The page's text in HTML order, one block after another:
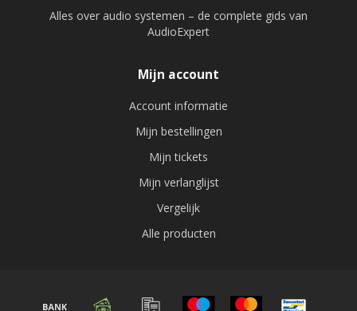
Alles over audio systemen – de complete gids van
AudioExpert
Mijn account
Account informatie
Mijn bestellingen
Mijn tickets
Mijn verlanglijst
Vergelijk
Alle producten